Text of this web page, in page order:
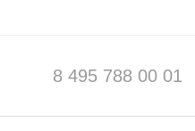
8 495 788 00 01